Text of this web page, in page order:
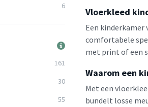
6
161
30
55
Vloerkleed
Een
comfortabele
met print of een
Waarom een
Met een
bundelt losse